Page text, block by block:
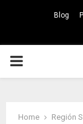
Blog
PRIMARY
Home
Región